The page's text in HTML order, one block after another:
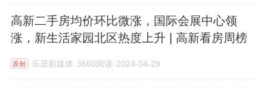
高新二手房均价环比微涨，国际会展中心领
涨，新生活家园北区热度上升 | 高新看房周榜
原创 乐居新媒体 3660阅读 2024-04-29